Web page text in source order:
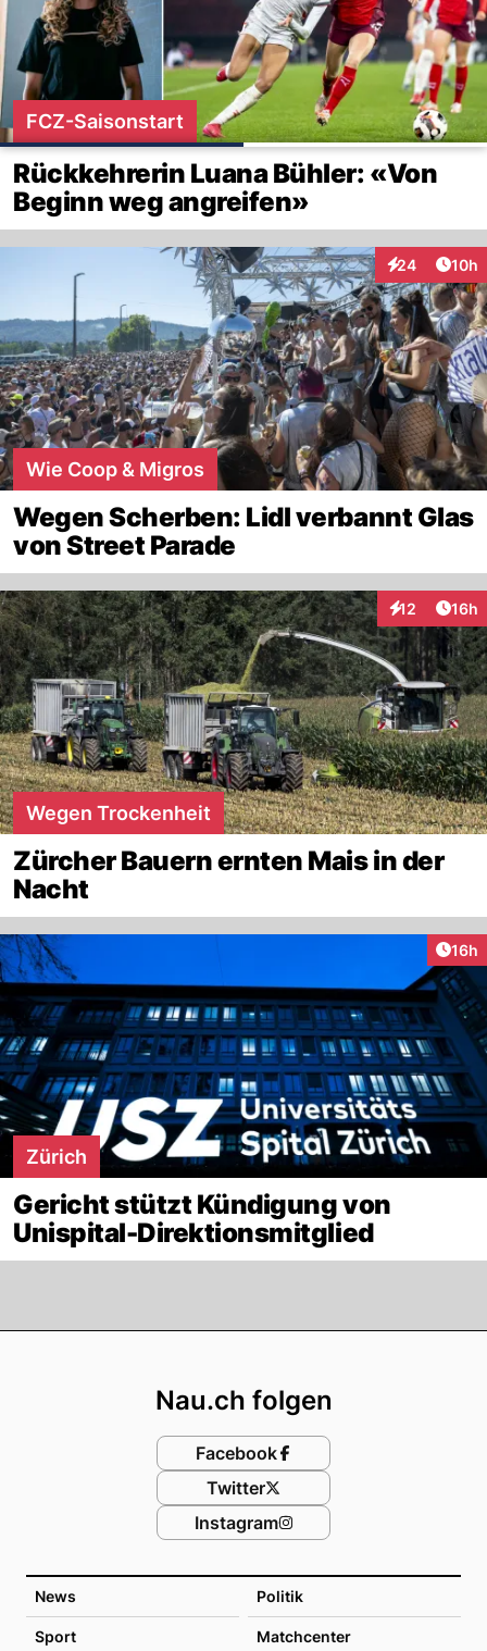
FCZ-Saisonstart
Rückkehrerin Luana Bühler: «Von
Beginn weg angreifen»
24
Interaktionen
10h
Wie Coop & Migros
Wegen Scherben: Lidl verbannt Glas
von Street Parade
12
Interaktionen
16h
Wegen Trockenheit
Zürcher Bauern ernten Mais in der
Nacht
16h
Zürich
Gericht stützt Kündigung von
Unispital-Direktionsmitglied
News Politik
Sport Matchcenter
Nau.ch folgen
Facebook
Twitter
Instagram